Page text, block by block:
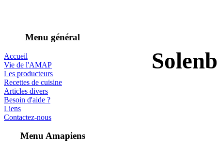
Menu général
Accueil
Vie de l'AMAP
Les producteurs
Recettes de cuisine
Articles divers
Besoin d'aide ?
Liens
Contactez-nous
Menu Amapiens